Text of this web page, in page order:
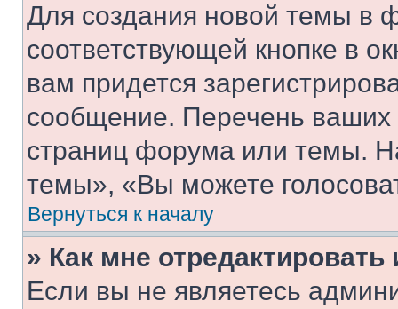
Для создания новой темы в
соответствующей кнопке в
вам придется
сообщение. Перечень ваших
страниц форума или темы.
темы», «Вы можете
Вернуться к началу
» Как мне
Если вы не являетесь